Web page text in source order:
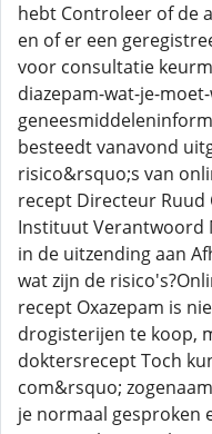
hebt Controleer of de
en of er een
voor consultatie
diazepam-wat-je-
besteedt vanavond
risico&rsquo;s van
recept Directeur Ruud
Instituut Verantwoord
in de uitzending aan
wat zijn de
recept Oxazepam is
drogisterijen te koop,
doktersrecept Toch
com&rsquo;
je normaal gesproken